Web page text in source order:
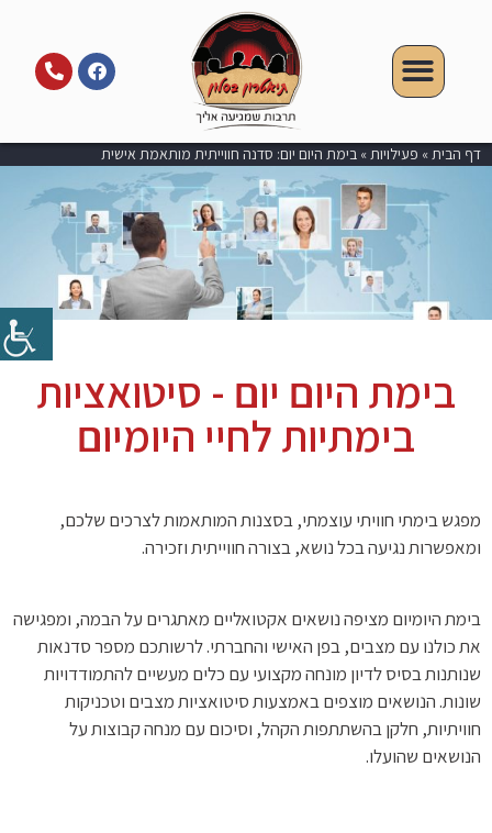
דף הבית» פעילויות» בימת היום יום: סדנה חווייתית מותאמת אישית
בימת היום יום - סיטואציות
בימתיות לחיי היומיום
מפגש בימתי חוויתי עוצמתי, בסצנות המותאמות לצרכים שלכם,
ומאפשרות נגיעה בכל נושא, בצורה חווייתית וזכירה.
בימת היומיום מציפה נושאים אקטואליים מאתגרים על הבמה, ומפגישה
את כולנו עם מצבים, בפן האישי והחברתי. לרשותכם מספר סדנאות
שנותנות בסיס לדיון מונחה מקצועי עם כלים מעשיים להתמודדויות
שונות. הנושאים מוצפים באמצעות סיטואציות מצבים וטכניקות
חוויתיות, חלקן בהשתתפות הקהל, וסיכום עם מנחה קבוצות על
הנושאים שהועלו.